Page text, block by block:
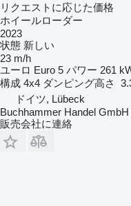
リクエストに応じた価格
ホイールローダー
2023
状態 新しい
23 m/h
ユーロ Euro 5 パワー 261
構成 4x4 ダンピング高さ
ドイツ, Lübeck
Buchhammer Handel GmbH
販売会社に連絡